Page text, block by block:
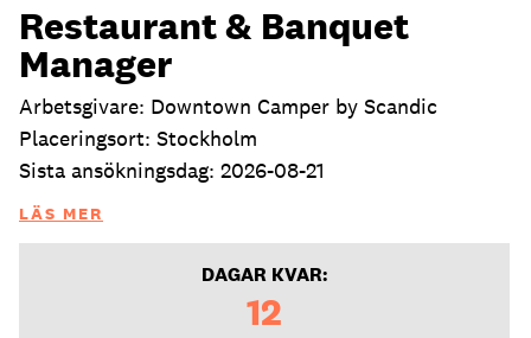
Restaurant & Banquet
Manager
Arbetsgivare: Downtown Camper by Scandic
Placeringsort: Stockholm
Sista ansökningsdag: 2026-08-21
LÄS MER
DAGAR KVAR:
12